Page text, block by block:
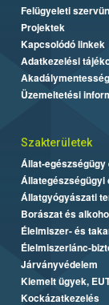
Felügyeleti
Projektek
Kapcsolódó linkek
Adatkezelési
Üzemeltetési
Szakterületek
Állat-
Állategészségügyi
Állatgyógyászati
Borászat és
Élelmiszer- és
Élelmiszerlánc-
Járványvédelem
Kiemelt ügyek,
Kockázatkezelés